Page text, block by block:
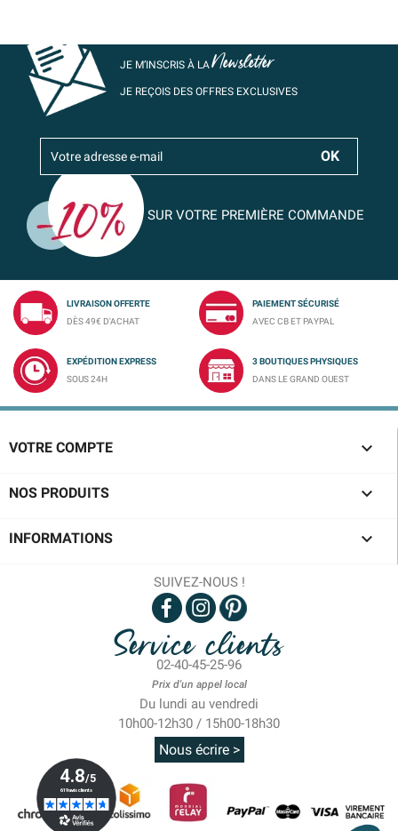
JE M’INSCRIS À LANewsletter
JE REÇOIS DES OFFRES EXCLUSIVES
SUR VOTRE PREMIÈRE COMMANDE
LIVRAISON OFFERTE
DÈS 49€ D'ACHAT
PAIEMENT SÉCURISÉ
AVEC CB ET PAYPAL
EXPÉDITION EXPRESS
SOUS 24H
3 BOUTIQUES PHYSIQUES
DANS LE GRAND OUEST
VOTRE COMPTE 
NOS PRODUITS 
INFORMATIONS 
SUIVEZ-NOUS !
Service clients
02-40-45-25-96
Prix d'un appel local
Du lundi au vendredi
10h00-12h30 / 15h00-18h30
Nous écrire >